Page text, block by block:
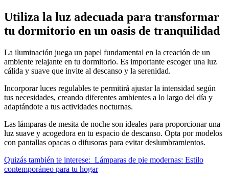
Utiliza la luz adecuada para transformar
tu dormitorio en un oasis de tranquilidad
La iluminación juega un papel fundamental en la creación de un
ambiente relajante en tu dormitorio. Es importante escoger una luz
cálida y suave que invite al descanso y la serenidad.
Incorporar luces regulables te permitirá ajustar la intensidad según
tus necesidades, creando diferentes ambientes a lo largo del día y
adaptándote a tus actividades nocturnas.
Las lámparas de mesita de noche son ideales para proporcionar una
luz suave y acogedora en tu espacio de descanso. Opta por modelos
con pantallas opacas o difusoras para evitar deslumbramientos.
Quizás también te interese: Lámparas de pie modernas: Estilo
contemporáneo para tu hogar